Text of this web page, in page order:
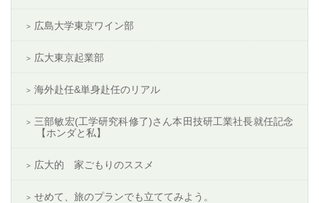
広島大学東京ワイン部
広大東京起業部
海外赴任&単身赴任のリアル
三部敏宏(工学研究科修了)さん本田技研工業社長就任記念
【ホンダと私】
広大的 家ごもりのススメ
せめて、旅のプランでも立ててみよう。